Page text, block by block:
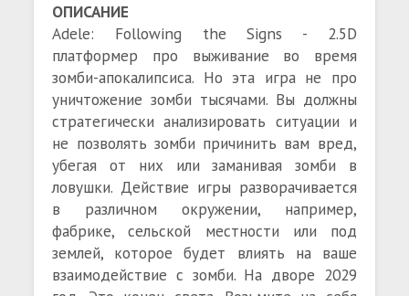
ОПИСАНИЕ
Adele: Following the Signs - 2.5D
платформер про выживание во время
зомби-апокалипсиса. Но эта игра не про
уничтожение зомби тысячами. Вы должны
стратегически анализировать ситуации и
не позволять зомби причинить вам вред,
убегая от них или заманивая зомби в
ловушки. Действие игры разворачивается
в различном окружении, например,
фабрике, сельской местности или под
землей, которое будет влиять на ваше
взаимодействие с зомби. На дворе 2029